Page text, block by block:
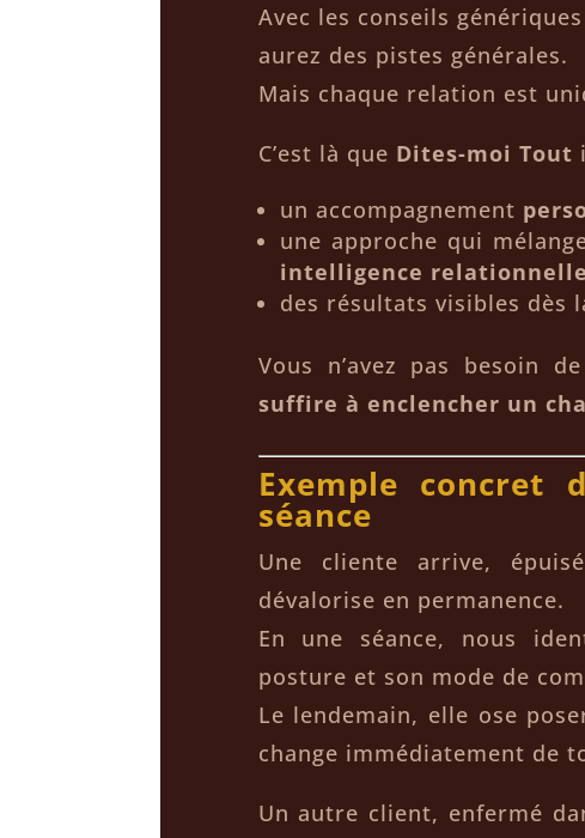
Avec les conseils
aurez des pistes générales.
Mais chaque relation est
C’est là que Dites-moi Tout
un accompagnement
une approche qui
intelligence relationnelle
des résultats visibles dès
Vous n’avez pas besoin
suffire à enclencher un
Exemple concret
séance
Une cliente arrive,
dévalorise en permanence.
En une séance, nous
posture et son mode de
Le lendemain, elle ose
change immédiatement de
Un autre client, enfermé